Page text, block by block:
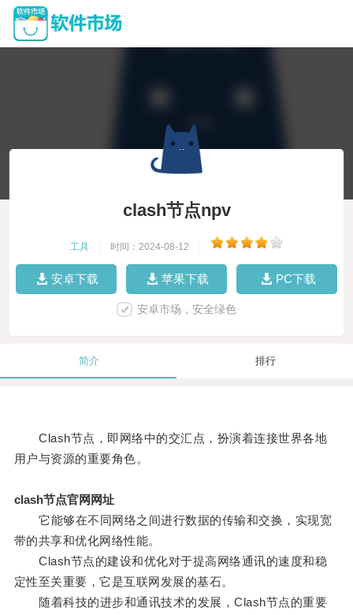
clash节点npv
工具 时间：2024-08-12
安卓下载 苹果下载 PC下载
安卓市场，安全绿色
简介 排行
Clash节点，即网络中的交汇点，扮演着连接世界各地
用户与资源的重要角色。
clash节点官网网址
它能够在不同网络之间进行数据的传输和交换，实现宽
带的共享和优化网络性能。
Clash节点的建设和优化对于提高网络通讯的速度和稳
定性至关重要，它是互联网发展的基石。
随着科技的进步和通讯技术的发展，Clash节点的重要